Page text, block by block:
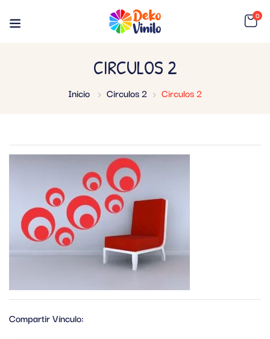
0
CIRCULOS 2
Inicio Circulos 2 Circulos 2
Compartir Vínculo: